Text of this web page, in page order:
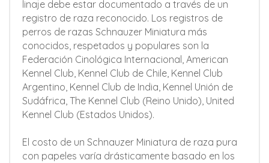
linaje debe estar documentado a través de un
registro de raza reconocido. Los registros de
perros de razas Schnauzer Miniatura más
conocidos, respetados y populares son la
Federación Cinológica Internacional, American
Kennel Club, Kennel Club de Chile, Kennel Club
Argentino, Kennel Club de India, Kennel Unión de
Sudáfrica, The Kennel Club (Reino Unido), United
Kennel Club (Estados Unidos).
El costo de un Schnauzer Miniatura de raza pura
con papeles varía drásticamente basado en los